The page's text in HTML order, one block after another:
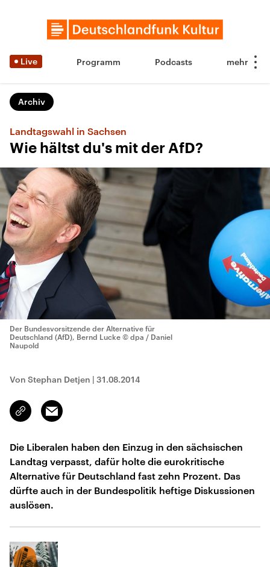
Live Programm Podcasts
Archiv
Landtagswahl in Sachsen
Wie hältst du's mit der AfD?
Der Bundesvorsitzende der Alternative für
Deutschland (AfD), Bernd Lucke © dpa / Daniel
Naupold
Von Stephan Detjen | 31.08.2014
Link
kopieren/teilen
Email
Die Liberalen haben den Einzug in den sächsischen
Landtag verpasst, dafür holte die eurokritische
Alternative für Deutschland fast zehn Prozent. Das
dürfte auch in der Bundespolitik heftige Diskussionen
auslösen.